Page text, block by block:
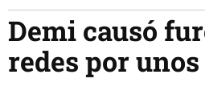
Demi causó
redes por